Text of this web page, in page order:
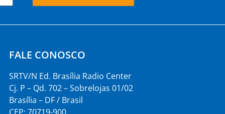
FALE CONOSCO
SRTV/N Ed. Brasília Radio Center
Cj. P – Qd. 702 – Sobrelojas 01/02
Brasília – DF / Brasil